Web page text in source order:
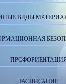
ВИДЫ
РАСПИСАНИЕ